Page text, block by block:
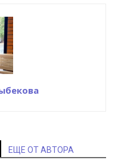
ЕЩЕ ОТ АВТОРА